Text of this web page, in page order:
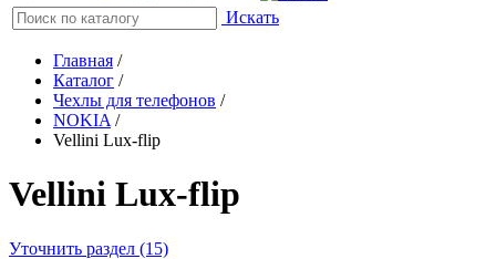
Искать
Главная /
Каталог /
Чехлы для телефонов /
NOKIA /
Vellini Lux-flip
Vellini Lux-flip
Уточнить раздел (15)